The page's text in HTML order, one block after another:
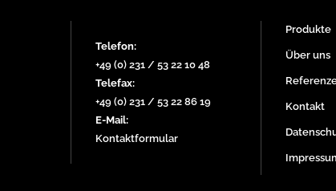
Telefon:
+49 (0) 231 / 53 22 10 48
Telefax:
+49 (0) 231 / 53 22 86 19
E-Mail:
Kontaktformular
Produkte
Über uns
Kontakt